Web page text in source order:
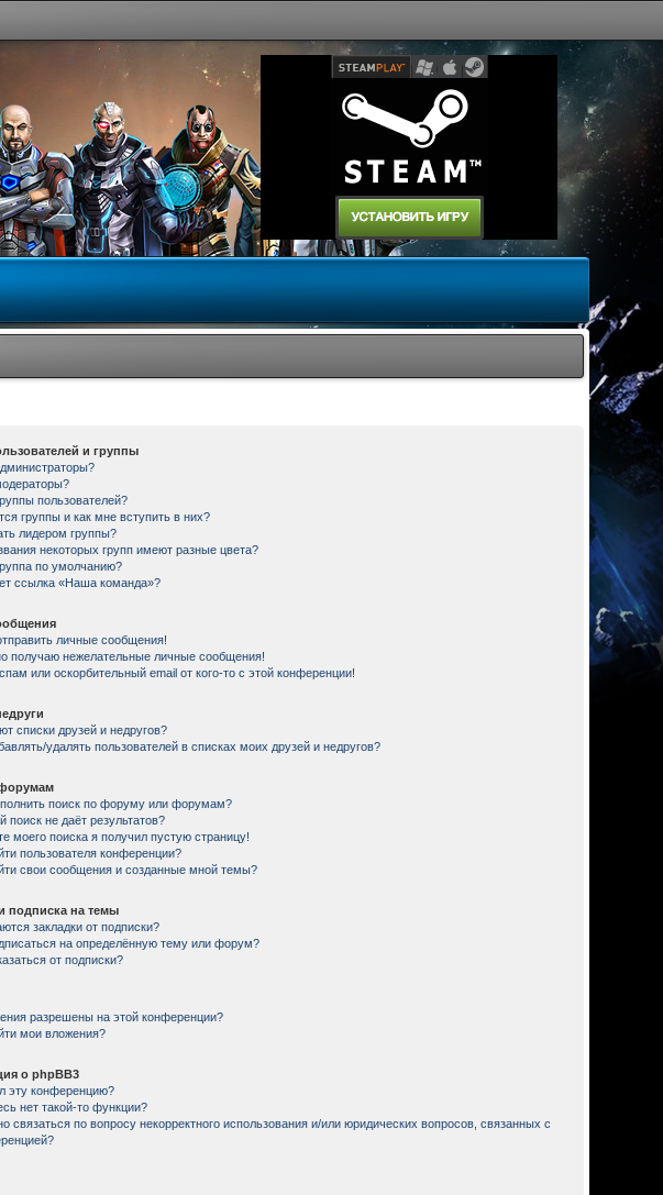
и группы
пользователей?
группы и как мне вступить в них?
лидером группы?
некоторых групп имеют разные цвета?
по умолчанию?
ссылка «Наша команда»?
личные сообщения!
получаю нежелательные личные сообщения!
или оскорбительный email от кого-то с этой конференции!
списки друзей и недругов?
удалять пользователей в списках моих друзей и недругов?
поиск по форуму или форумам?
поиск не даёт результатов?
моего поиска я получил пустую страницу!
пользователя конференции?
свои сообщения и созданные мной темы?
подписка на темы
закладки от подписки?
на определённую тему или форум?
от подписки?
разрешены на этой конференции?
мои вложения?
о phpBB3
эту конференцию?
нет такой-то функции?
связаться по вопросу некорректного использования и/или юридических вопросов, связанных с